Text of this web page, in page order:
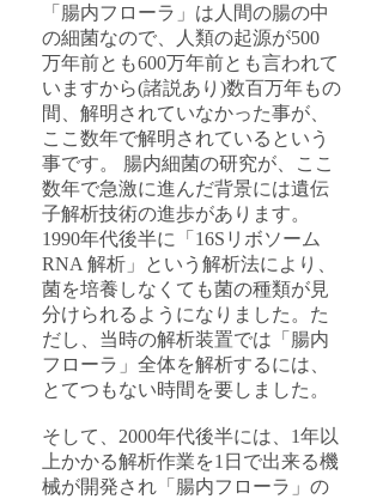
「腸内フローラ」は人間の腸の中
の細菌なので、人類の起源が500
万年前とも600万年前とも言われて
いますから(諸説あり)数百万年もの
間、解明されていなかった事が、
ここ数年で解明されているという
事です。 腸内細菌の研究が、ここ
数年で急激に進んだ背景には遺伝
子解析技術の進歩があります。
1990年代後半に「16Sリボソーム
RNA 解析」という解析法により、
菌を培養しなくても菌の種類が見
分けられるようになりました。た
だし、当時の解析装置では「腸内
フローラ」全体を解析するには、
とてつもない時間を要しました。
そして、2000年代後半には、1年以
上かかる解析作業を1日で出来る機
械が開発され「腸内フローラ」の